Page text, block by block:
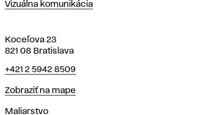
Vizuálna komunikácia
Koceľova 23
821 08 Bratislava
Telefón
+421 2 5942 8509
Mapa
Zobraziť na mape
Katedry
Maliarstvo